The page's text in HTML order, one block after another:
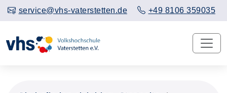
service@vhs-vaterstetten.de +49 8106 359035